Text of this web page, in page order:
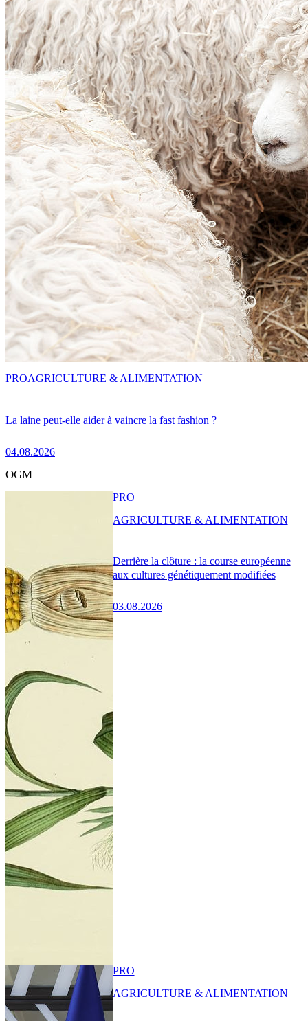
La laine peut-elle aider à vaincre la fast fashion ?
04.08.2026
PROAGRICULTURE & ALIMENTATION
OGM
Derrière la clôture : la course européenne
aux cultures génétiquement modifiées
03.08.2026
PRO
AGRICULTURE & ALIMENTATION
PRO
AGRICULTURE & ALIMENTATION